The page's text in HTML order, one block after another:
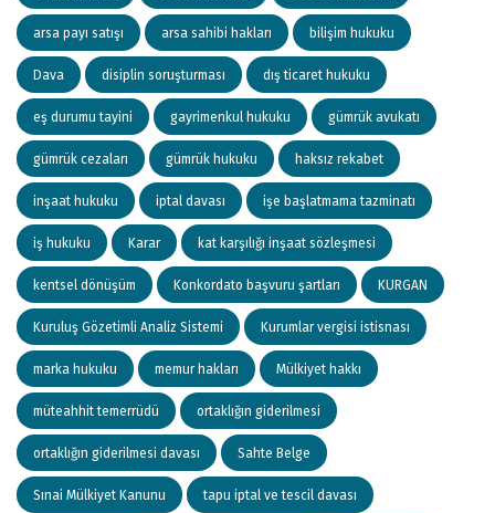
arsa payı satışı arsa sahibi hakları bilişim hukuku
Dava disiplin soruşturması dış ticaret hukuku
eş durumu tayini gayrimenkul hukuku gümrük avukatı
gümrük cezaları gümrük hukuku haksız rekabet
inşaat hukuku iptal davası işe başlatmama tazminatı
iş hukuku Karar kat karşılığı inşaat sözleşmesi
kentsel dönüşüm Konkordato başvuru şartları KURGAN
Kuruluş Gözetimli Analiz Sistemi Kurumlar vergisi istisnası
marka hukuku memur hakları Mülkiyet hakkı
müteahhit temerrüdü ortaklığın giderilmesi
ortaklığın giderilmesi davası Sahte Belge
Sınai Mülkiyet Kanunu tapu iptal ve tescil davası